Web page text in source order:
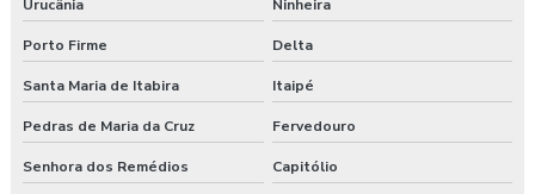
Urucânia Ninheira
Porto Firme Delta
Santa Maria de Itabira Itaipé
Pedras de Maria da Cruz Fervedouro
Senhora dos Remédios Capitólio